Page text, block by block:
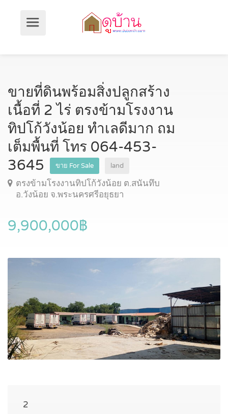
ขายที่ดินพร้อมสิ่งปลูกสร้าง
เนื้อที่ 2 ไร่ ตรงข้ามโรงงาน
ทิปโก้วังน้อย ทำเลดีมาก ถม
เต็มพื้นที่ โทร 064-453-
3645
ขาย For Sale land
ตรงข้ามโรงงานทิปโก้วังน้อย ต.สนันทึบ
อ.วังน้อย จ.พระนครศรีอยุธยา
9,900,000฿
2